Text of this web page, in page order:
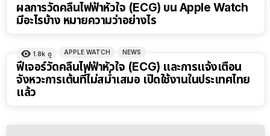
ผลการวัดคลื่นไฟฟ้าหัวใจ (ECG) บน Apple Watch
มีอะไรบ้าง หมายความว่าอย่างไร
1.8k ดู APPLE WATCH NEWS
ฟีเจอร์วัดคลื่นไฟฟ้าหัวใจ (ECG) และการแจ้งเตือน
จังหวะการเต้นที่ไม่สม่ำเสมอ เปิดใช้งานในประเทศไทย
แล้ว